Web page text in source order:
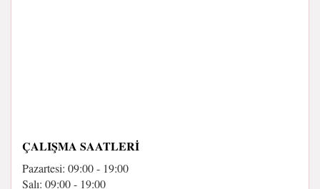
ÇALIŞMA SAATLERI
Pazartesi: 09:00 - 19:00
Salı: 09:00 - 19:00